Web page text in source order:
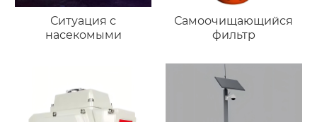
Ситуация с
насекомыми
Самоочищающийся
фильтр